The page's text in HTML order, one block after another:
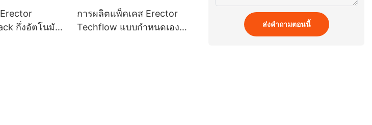
กึ่งอัตโนมัติ
การผลิตแพ็คเคส Erector
Techflow แบบกำหนดเอง
ส่งคำถามตอนนี้